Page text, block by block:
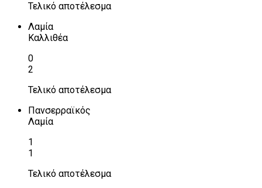
Τελικό αποτέλεσμα
Λαμία
Καλλιθέα
0
2
Τελικό αποτέλεσμα
Πανσερραϊκός
Λαμία
1
1
Τελικό αποτέλεσμα